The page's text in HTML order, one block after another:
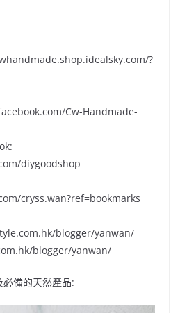
?
Cw-Handmade-
diygoodshop
cryss.wan?ref=bookmarks
blogger/yanwan/
blogger/yanwan/
備的天然產品: